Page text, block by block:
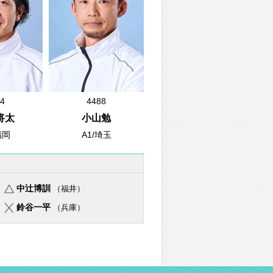
太
4488
小山勉
A1/埼玉
中辻博訓 （福井）
鈴谷一平 （兵庫）